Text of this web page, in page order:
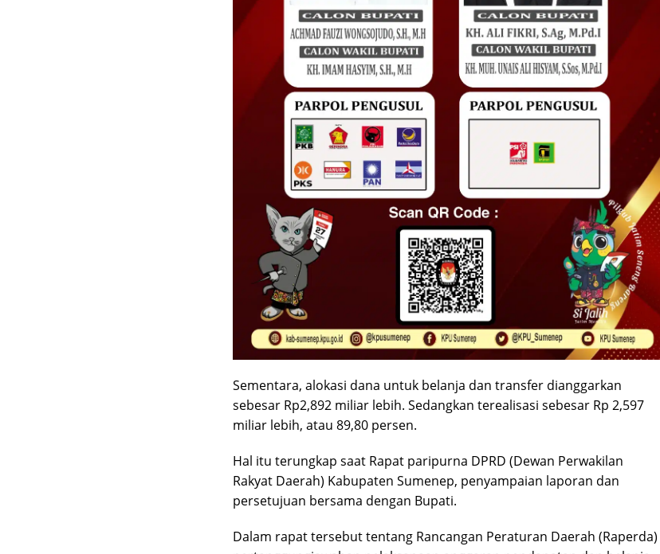
Sementara, alokasi dana untuk belanja dan transfer dianggarkan
sebesar Rp2,892 miliar lebih. Sedangkan terealisasi sebesar Rp 2,597
miliar lebih, atau 89,80 persen.
Hal itu terungkap saat Rapat paripurna DPRD (Dewan Perwakilan
Rakyat Daerah) Kabupaten Sumenep, penyampaian laporan dan
persetujuan bersama dengan Bupati.
Dalam rapat tersebut tentang Rancangan Peraturan Daerah (Raperda)